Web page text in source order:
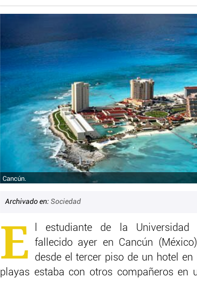
Cancún.
Archivado en: Sociedad
E
l estudiante de la Universidad
fallecido ayer en Cancún
desde el tercer piso de un hotel en
playas estaba con otros compañeros en